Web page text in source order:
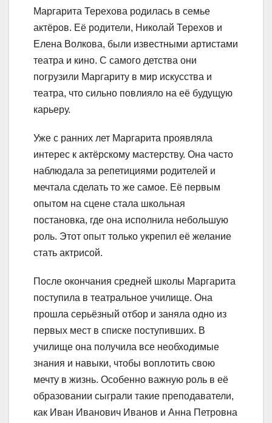
Маргарита Терехова родилась в семье
актёров. Её родители, Николай Терехов и
Елена Волкова, были известными артистами
театра и кино. С самого детства они
погрузили Маргариту в мир искусства и
театра, что сильно повлияло на её будущую
карьеру.
Уже с ранних лет Маргарита проявляла
интерес к актёрскому мастерству. Она часто
наблюдала за репетициями родителей и
мечтала сделать то же самое. Её первым
опытом на сцене стала школьная
постановка, где она исполнила небольшую
роль. Этот опыт только укрепил её желание
стать актрисой.
После окончания средней школы Маргарита
поступила в театральное училище. Она
прошла серьёзный отбор и заняла одно из
первых мест в списке поступивших. В
училище она получила все необходимые
знания и навыки, чтобы воплотить свою
мечту в жизнь. Особенно важную роль в её
образовании сыграли такие преподаватели,
как Иван Иванович Иванов и Анна Петровна